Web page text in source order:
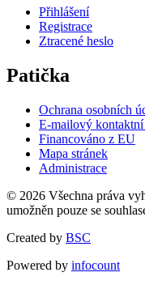
Přihlášení
Registrace
Ztracené heslo
Patička
Ochrana osobních
E-mailový
Financováno z EU
Mapa stránek
Administrace
© 2026 Všechna práva
umožněn pouze se
Created by BSC
Powered by infocount